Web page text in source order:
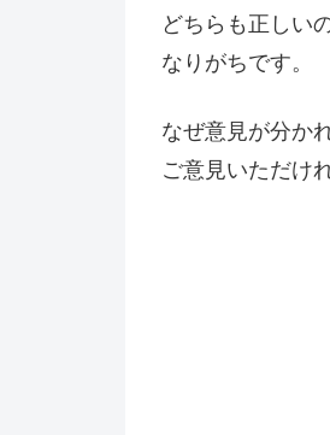
どちらも正しい
なりがちです。
なぜ意見が分か
ご意見いただけ